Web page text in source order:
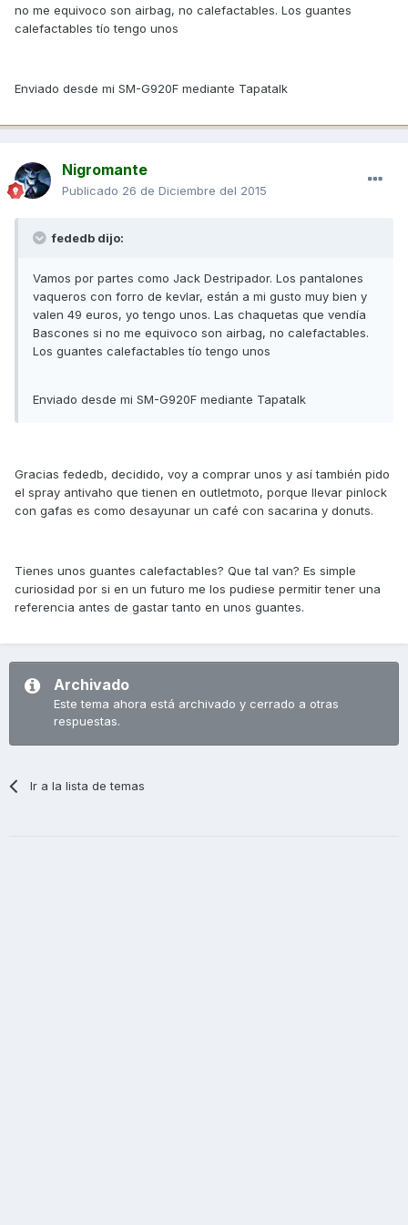
no me equivoco son airbag, no calefactables. Los guantes
calefactables tío tengo unos
Enviado desde mi SM-G920F mediante Tapatalk
Nigromante
Publicado 26 de Diciembre del 2015
fededb dijo:
Vamos por partes como Jack Destripador. Los pantalones
vaqueros con forro de kevlar, están a mi gusto muy bien y
valen 49 euros, yo tengo unos. Las chaquetas que vendía
Bascones si no me equivoco son airbag, no calefactables.
Los guantes calefactables tío tengo unos
Enviado desde mi SM-G920F mediante Tapatalk
Gracias fededb, decidido, voy a comprar unos y así también pido
el spray antivaho que tienen en outletmoto, porque llevar pinlock
con gafas es como desayunar un café con sacarina y donuts.
Tienes unos guantes calefactables? Que tal van? Es simple
curiosidad por si en un futuro me los pudiese permitir tener una
referencia antes de gastar tanto en unos guantes.
Archivado
Este tema ahora está archivado y cerrado a otras
respuestas.
Ir a la lista de temas